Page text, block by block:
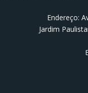
Endereço:
Jardim